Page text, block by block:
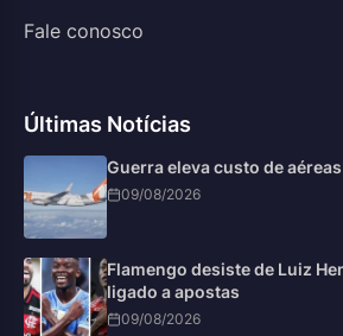
Fale conosco
Últimas Notícias
Guerra eleva custo de
09/08/2026
Flamengo desiste de Luiz
ligado a apostas
09/08/2026